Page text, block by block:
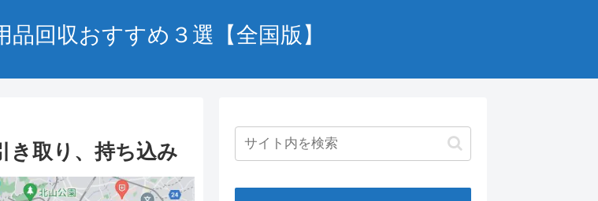
回収おすすめ３選【全国版】
き取り、持ち込み